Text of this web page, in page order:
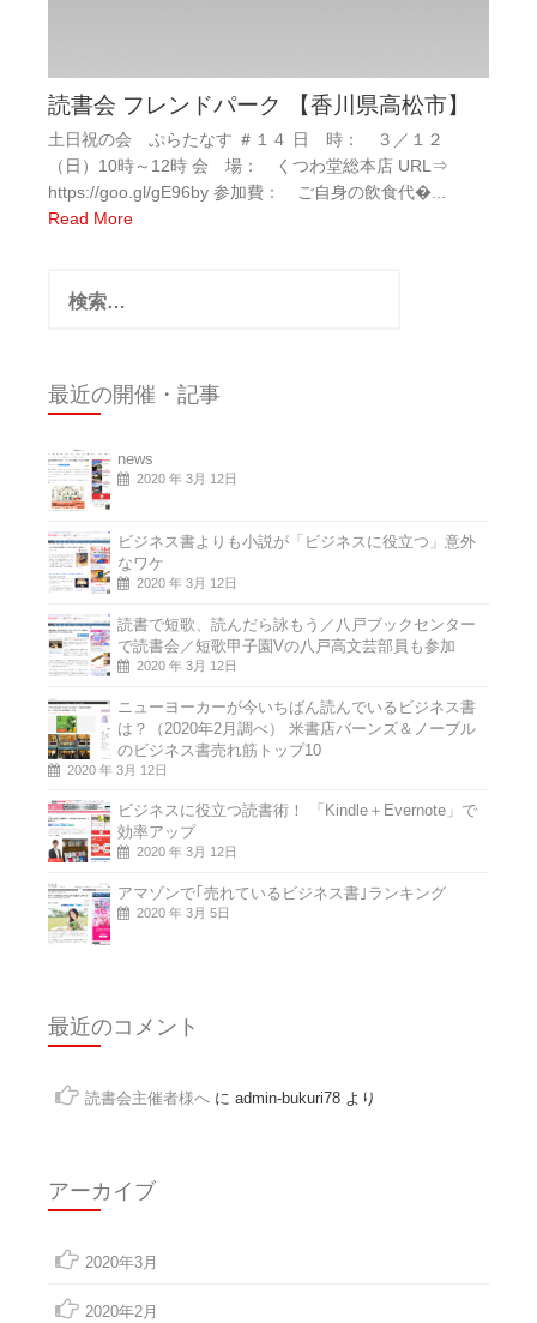
読書会 フレンドパーク 【香川県高松市】
土日祝の会 ぷらたなす ＃１４ 日 時： ３／１２
（日）10時～12時 会 場： くつわ堂総本店 URL⇒
https://goo.gl/gE96by 参加費： ご自身の飲食代�...
Read More
索:
最近の開催・記事
news
2020 年 3月 12日
ビジネス書よりも小説が「ビジネスに役立つ」意外
なワケ
2020 年 3月 12日
読書で短歌、読んだら詠もう／八戸ブックセンター
で読書会／短歌甲子園Vの八戸高文芸部員も参加
2020 年 3月 12日
ニューヨーカーが今いちばん読んでいるビジネス書
は？（2020年2月調べ） 米書店バーンズ＆ノーブル
のビジネス書売れ筋トップ10
2020 年 3月 12日
ビジネスに役立つ読書術！ 「Kindle＋Evernote」で
効率アップ
2020 年 3月 12日
アマゾンで｢売れているビジネス書｣ランキング
2020 年 3月 5日
最近のコメント
読書会主催者様へ に admin-bukuri78 より
アーカイブ
2020年3月
2020年2月